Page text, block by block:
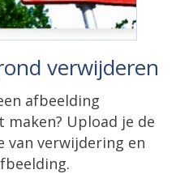
verwijderen
afbeelding
Upload je de
van verwijdering en